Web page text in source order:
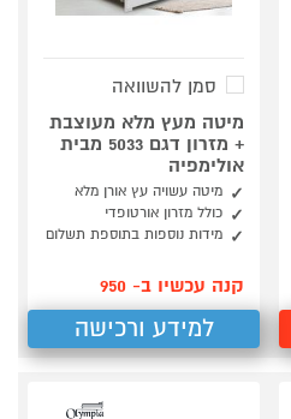
סמן להשוואה
מיטה מעץ מלא מעוצבת
+ מזרון דגם 5033 מבית
אולימפיה
מיטה עשויה עץ אורן מלא
כולל מזרון אורטופדי
מידות נוספות בתוספת תשלום
קנה עכשיו ב- 950
למידע ורכישה